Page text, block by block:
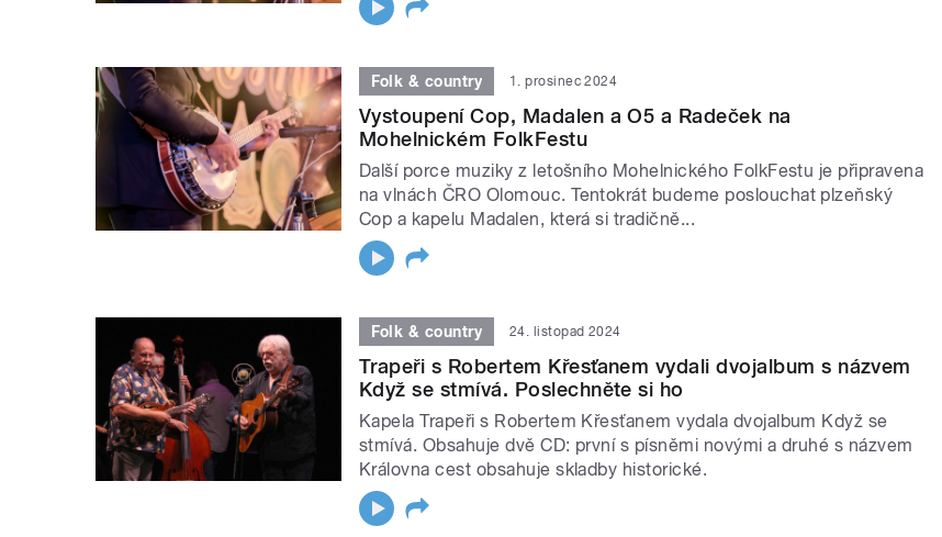
Folk & country 1. prosinec 2024
Vystoupení Cop, Madalen a O5 a Radeček na
Mohelnickém FolkFestu
Další porce muziky z letošního Mohelnického FolkFestu je připravena
na vlnách ČRO Olomouc. Tentokrát budeme poslouchat plzeňský
Cop a kapelu Madalen, která si tradičně...
Folk & country 24. listopad 2024
Trapeři s Robertem Křesťanem vydali dvojalbum s názvem
Když se stmívá. Poslechněte si ho
Kapela Trapeři s Robertem Křesťanem vydala dvojalbum Když se
stmívá. Obsahuje dvě CD: první s písněmi novými a druhé s názvem
Královna cest obsahuje skladby historické.